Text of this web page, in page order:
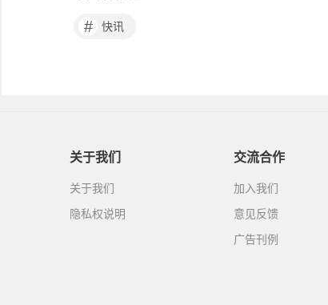
# 快讯
关于我们
关于我们
隐私权说明
交流合作
加入我们
意见反馈
广告刊例